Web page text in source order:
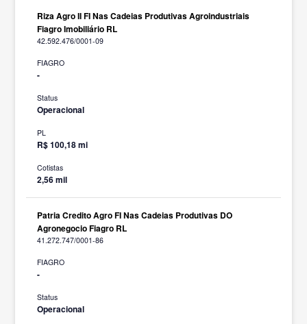
Riza Agro II FI Nas Cadeias Produtivas Agroindustriais
Fiagro Imobiliário RL
42.592.476/0001-09
FIAGRO
-
Status
Operacional
PL
R$ 100,18 mi
Cotistas
2,56 mil
Patria Credito Agro FI Nas Cadeias Produtivas DO
Agronegocio Fiagro RL
41.272.747/0001-86
FIAGRO
-
Status
Operacional